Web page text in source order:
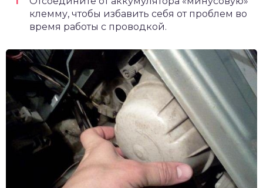
клемму, чтобы избавить себя от проблем во
время работы с проводкой.